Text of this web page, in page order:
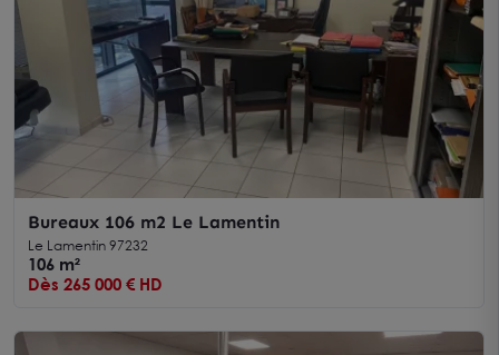
Bureaux 106 m2 Le Lamentin
Le Lamentin 97232
106 m²
Dès 265 000 € HD